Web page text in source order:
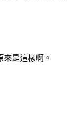
來是這樣啊。